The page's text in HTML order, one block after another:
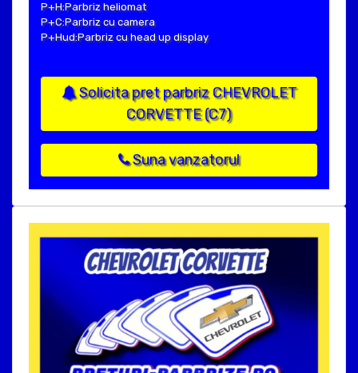
P+H:Parbriz heliomat
P+C:Parbriz cu camera
P+Hud:Parbriz cu head up display
Solicita pret parbriz CHEVROLET
CORVETTE (C7)
Suna vanzatorul